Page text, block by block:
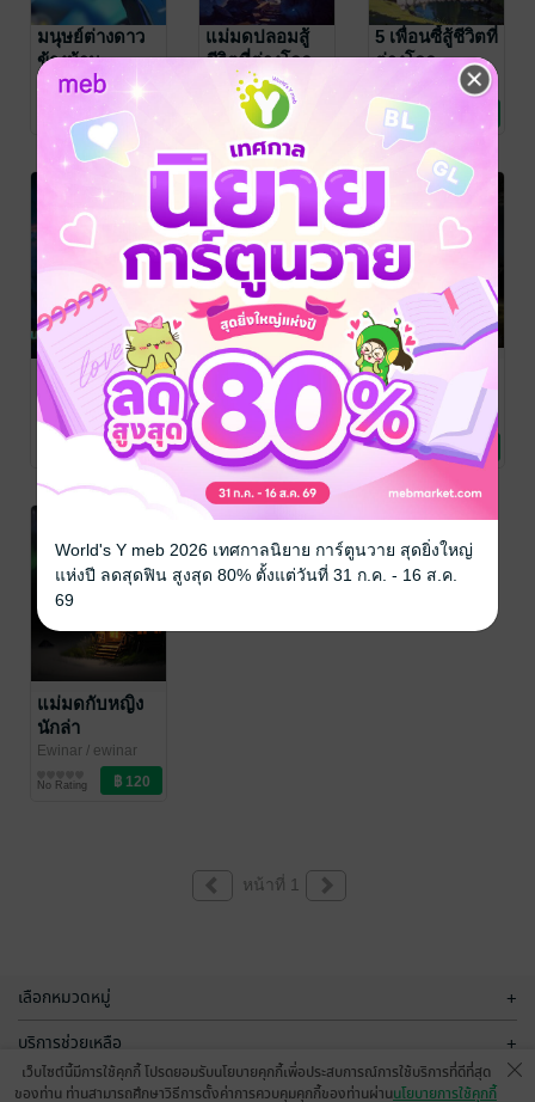
มนุษย์ต่างดาว
ข้างบ้าน
Ewinar/ ewinar
นิยายแฟนตาซี
1 Rating
แม่มดปลอมสู้
ชีวิตที่ต่างโลก
Ewinar/ ewinar
นิยายแฟนตาซี
No Rating
5 เพื่อนซี้สู้ชีวิตที่
ต่างโลก
Ewinar
/ ewinar
นิยายแฟนตาซี
No Rating
นางฟ้า และลูก
ครึ่งแม่มดปีศาจ
สุดอัจฉริยะใน
โรงเรียนขี่บูลลี่
Ewinar / ewinar
นิยายแฟนตาซี
แก๊งเพื่อนสุด
แสบ กับ ปัญหา
ครอบครัว
Ewinar
/ ewinar
นิยายแฟนตาซี
No Rating
แวมไพร์ชีวิต
จำเจ กับ
หมาป่าสุดอิสระ
Ewinar/ ewinar
นิยายแฟนตาซี
No Rating
แม่มดกับหญิง
นักล่า
Ewinar / ewinar
นิยายแฟนตาซี
No Rating
หน้าที่ 1
เลือกหมวดหมู่ +
บริการช่วยเหลือ +
เกี่ยวกับเรา
เว็บไซต์นี้มีการใช้คุกกี้ โปรดยอมรับนโยบายคุกกี้เพื่อประสบการณ์การใช้บริการที่ดีที่สุด
ของท่าน ท่านสามารถศึกษาวิธีการตั้งค่าการควบคุมคุกกี้ของท่านผ่านนโยบายการใช้คุกกี้
World's Y meb 2026 เทศกาลนิยาย การ์ตูนวาย สุดยิ่งใหญ่
แห่งปี ลดสุดฟิน สูงสุด 80% ตั้งแต่วันที่ 31 ก.ค. - 16 ส.ค.
69